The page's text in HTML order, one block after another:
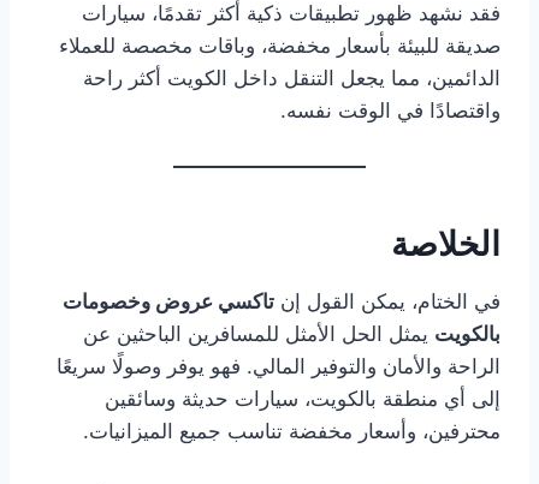
فقد نشهد ظهور تطبيقات ذكية أكثر تقدمًا، سيارات
صديقة للبيئة بأسعار مخفضة، وباقات مخصصة للعملاء
الدائمين، مما يجعل التنقل داخل الكويت أكثر راحة
واقتصادًا في الوقت نفسه.
الخلاصة
في الختام، يمكن القول إن تاكسي عروض وخصومات
بالكويت يمثل الحل الأمثل للمسافرين الباحثين عن
الراحة والأمان والتوفير المالي. فهو يوفر وصولًا سريعًا
إلى أي منطقة بالكويت، سيارات حديثة وسائقين
محترفين، وأسعار مخفضة تناسب جميع الميزانيات.